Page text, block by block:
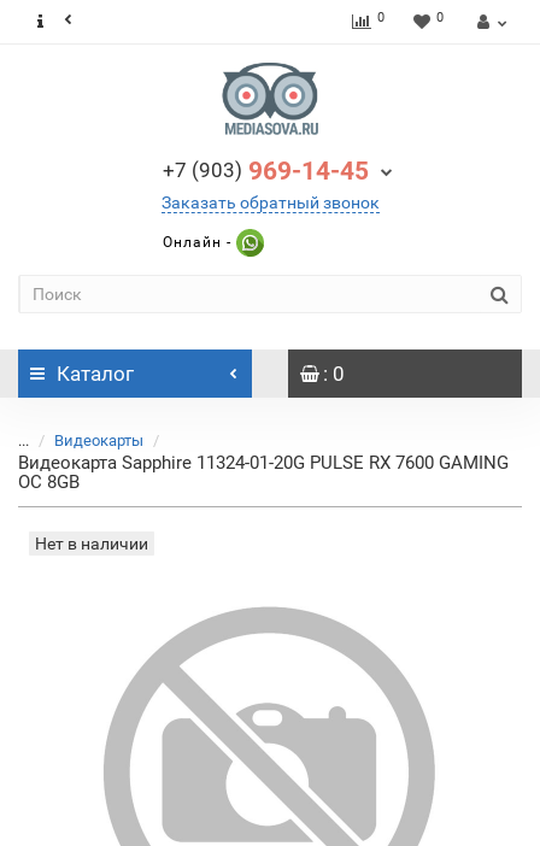
0 0
+7 (903) 969-14-45
Заказать обратный звонок
Онлайн -
Каталог : 0
... Видеокарты
Видеокарта Sapphire 11324-01-20G PULSE RX 7600 GAMING
OC 8GB
Нет в наличии